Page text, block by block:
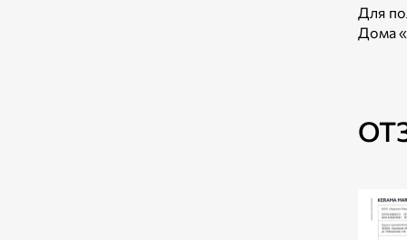
Для
Дома